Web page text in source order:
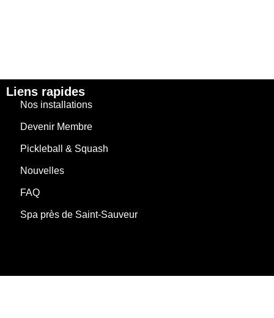
Liens rapides
Nos installations
Devenir Membre
Pickleball & Squash
Nouvelles
FAQ
Spa près de Saint-Sauveur